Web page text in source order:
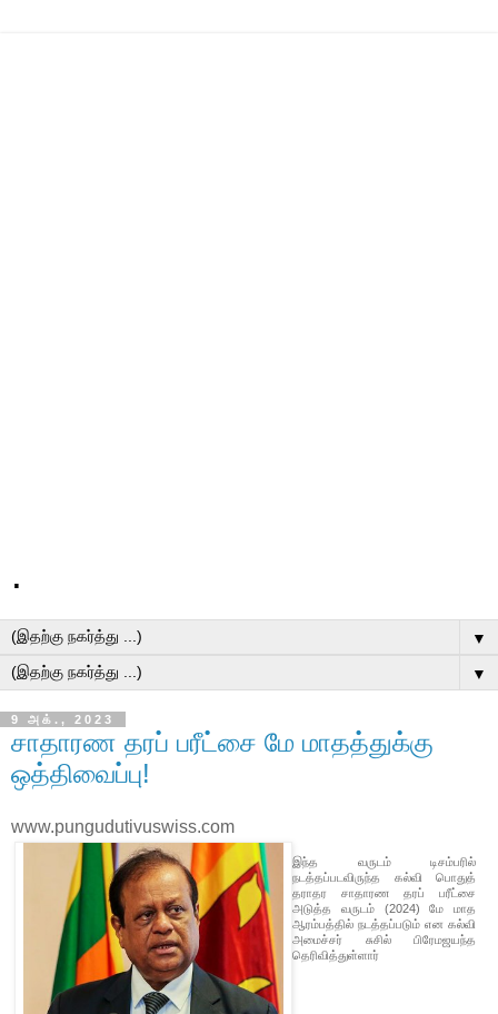
.
▼
▼
9 அக்., 2023
சாதாரண தரப் பரீட்சை மே மாதத்துக்கு
ஒத்திவைப்பு!
www.pungudutivuswiss.com
இந்த வருடம் டிசம்பரில்
நடத்தப்படவிருந்த கல்வி பொதுத்
தராதர சாதாரண தரப் பரீட்சை
அடுத்த வருடம் (2024) மே மாத
ஆரம்பத்தில் நடத்தப்படும் என கல்வி
அமைச்சர் சுசில் பிரேமஜயந்த
தெரிவித்துள்ளார்